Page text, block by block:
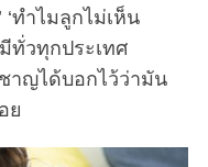
‘ทำไมลูกไม่เห็น
ทั่วทุกประเทศ
าญได้บอกไว้ว่ามัน
ย